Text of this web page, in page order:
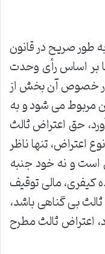
طور صریح در قانون
بر اساس رأی وحدت
مربوط می شود و به
حق اعتراض ثالث
تنها ناظر
و نه خود جنبه
کیفری، مالی توقیف
بی گناهی باشد،
اعتراض ثالث مطرح